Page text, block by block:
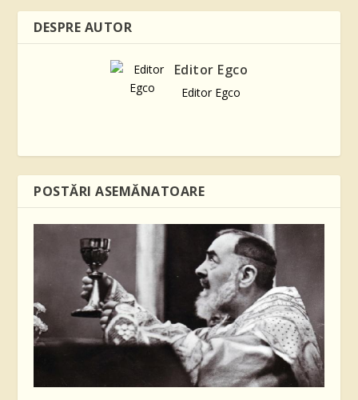
DESPRE AUTOR
Editor Egco
Editor Egco
POSTĂRI ASEMĂNATOARE